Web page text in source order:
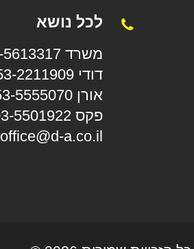
לכל נושא
משרד 03-5613317
דודי 053-2211909
אורן 053-5555070
פקס 03-5501922
office@d-a.co.il